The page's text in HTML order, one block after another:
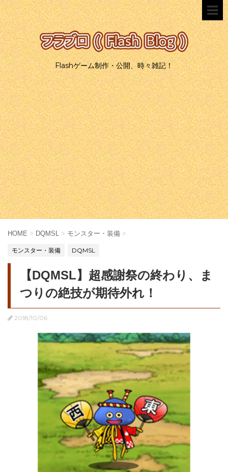
Flashゲーム制作・公開、時々雑記！
HOME > DQMSL > モンスター・装備 >
モンスター・装備 DQMSL
【DQMSL】超感謝祭の終わり、ま
つりの絶技が期待外れ！
2018/10/06